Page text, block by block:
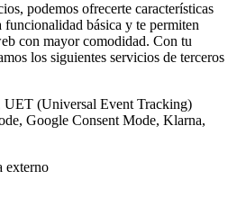
podemos ofrecerte características
funcionalidad básica y te permiten
con mayor comodidad. Con tu
los siguientes servicios de terceros
UET (Universal Event Tracking)
Google Consent Mode, Klarna,
externo